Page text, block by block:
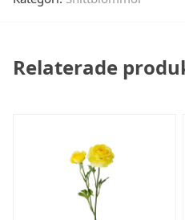
Relaterade